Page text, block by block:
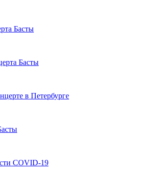
Басты
Басты
в Петербурге
COVID-19